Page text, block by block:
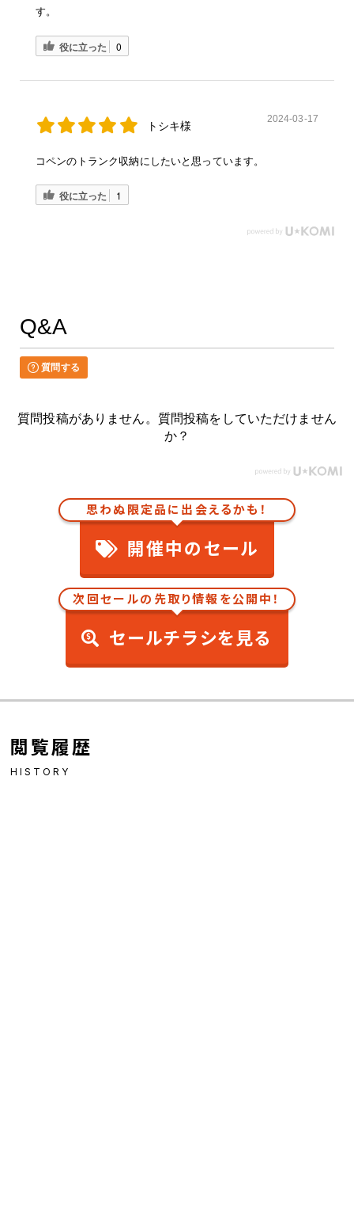
す。
役に立った 0
トシキ様
2024-03-17
コペンのトランク収納にしたいと思っています。
役に立った 1
Q&A
質問する
質問投稿がありません。質問投稿をしていただけません
か？
思わぬ限定品に出会えるかも！
開催中のセール
次回セールの先取り情報を公開中！
セールチラシを見る
閲覧履歴
HISTORY